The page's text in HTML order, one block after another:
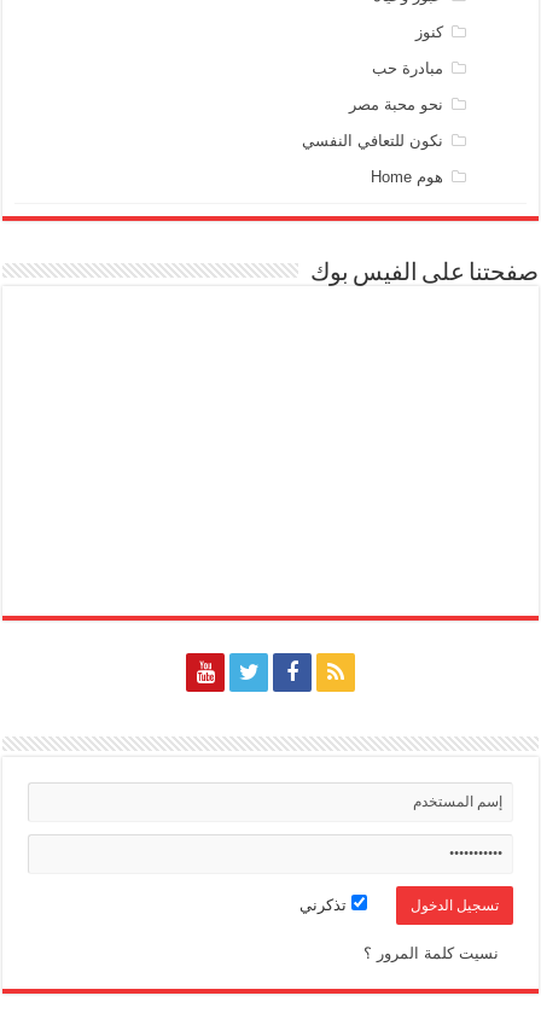
كنوز
مبادرة حب
نحو محبة مصر
نكون للتعافي النفسي
هوم Home
صفحتنا على الفيس بوك
تذكرني
نسيت كلمة المرور ؟